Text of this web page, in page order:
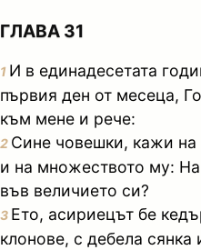
ГЛАВА 31
1 И в единадесетата
първия ден от месеца,
към мене и рече:
2 Сине човешки, кажи на
и на множеството му:
във величието си?
3 Ето, асириецът бе
клонове, с дебела